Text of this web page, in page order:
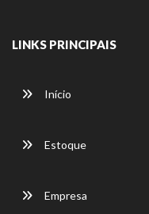
LINKS PRINCIPAIS
Início
Estoque
Empresa